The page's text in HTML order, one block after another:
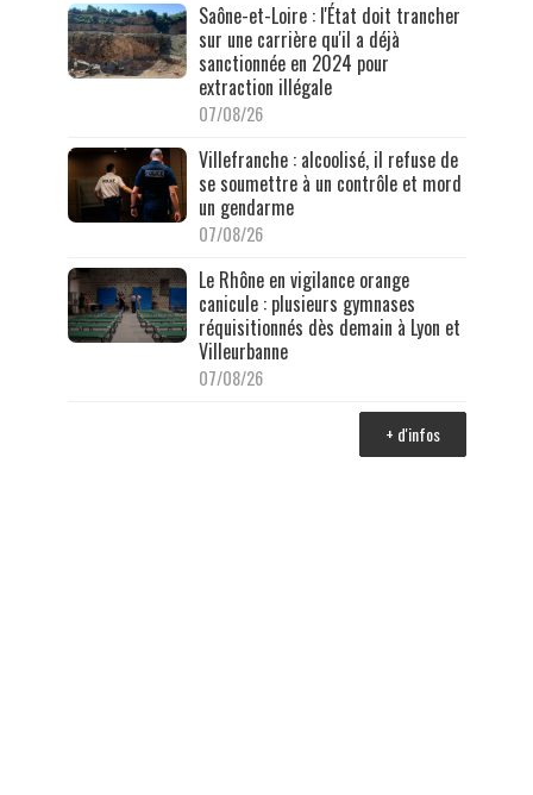
Saône-et-Loire : l'État doit trancher
sur une carrière qu'il a déjà
sanctionnée en 2024 pour
extraction illégale
07/08/26
Villefranche : alcoolisé, il refuse de
se soumettre à un contrôle et mord
un gendarme
07/08/26
Le Rhône en vigilance orange
canicule : plusieurs gymnases
réquisitionnés dès demain à Lyon et
Villeurbanne
07/08/26
+ d'infos